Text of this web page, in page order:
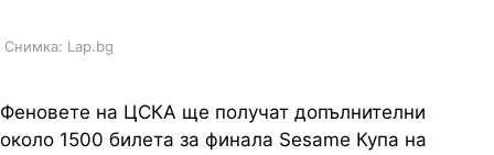
Снимка: Lap.bg
Феновете на ЦСКА ще получат допълнителни
около 1500 билета за финала Sesame Купа на